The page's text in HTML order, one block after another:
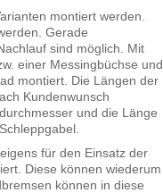
montiert werden.
Gerade
sind möglich. Mit
einer Messingbüchse und
montiert. Die Längen der
Kundenwunsch
und die Länge
für den Einsatz der
Diese können wiederum
können in diese